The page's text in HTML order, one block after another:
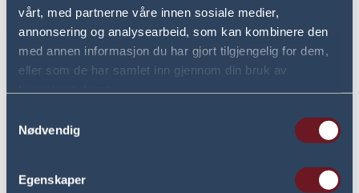
vårt, med partnerne våre innen sosiale medier,
annonsering og analysearbeid, som kan kombinere den
med annen informasjon du har gjort tilgjengelig for dem,
eller som de har samlet inn gjennom din bruk av
Nødvendig
Egenskaper